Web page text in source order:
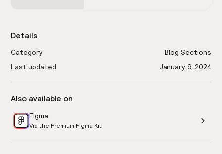
Details
Category
Blog Sections
Last updated
January 9, 2024
Also available on
Figma
Via the Premium Figma Kit